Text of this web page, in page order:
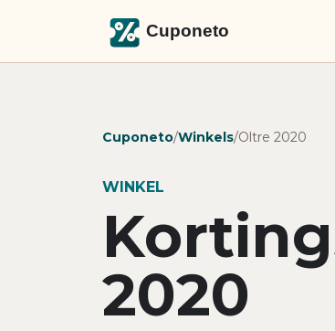
Cuponeto/Winkels/Oltre 2020
WINKEL
2020